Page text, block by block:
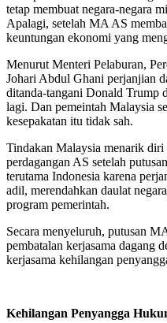
tetap membuat negara-negara
Apalagi, setelah MA AS
keuntungan ekonomi yang
Menurut Menteri Pelaburan,
Johari Abdul Ghani perjanjian
ditanda-tangani Donald Trump
lagi. Dan pemeintah Malaysia
kesepakatan itu tidak sah.
Tindakan Malaysia menarik
perdagangan AS setelah
terutama Indonesia karena
adil, merendahkan daulat
program pemerintah.
Secara menyeluruh, putusan
pembatalan kerjasama dagang
kerjasama kehilangan
Kehilangan Penyangga